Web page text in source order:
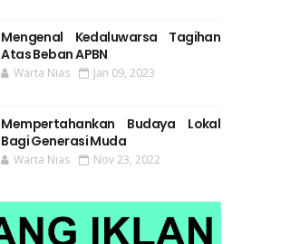
Mengenal Kedaluwarsa Tagihan
Atas Beban APBN
Warta Nias Jan 09, 2023
Mempertahankan Budaya Lokal
Bagi Generasi Muda
Warta Nias Nov 23, 2022